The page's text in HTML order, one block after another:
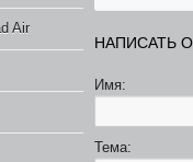
НАПИСАТЬ
Имя:
Тема:
Air